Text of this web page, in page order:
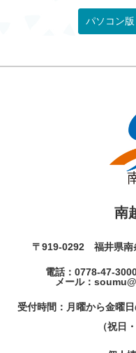
パソコン版
南
〒919-0292 福井県南
電話： 0778-47-
メール：
受付時間：月曜から金曜
（祝日